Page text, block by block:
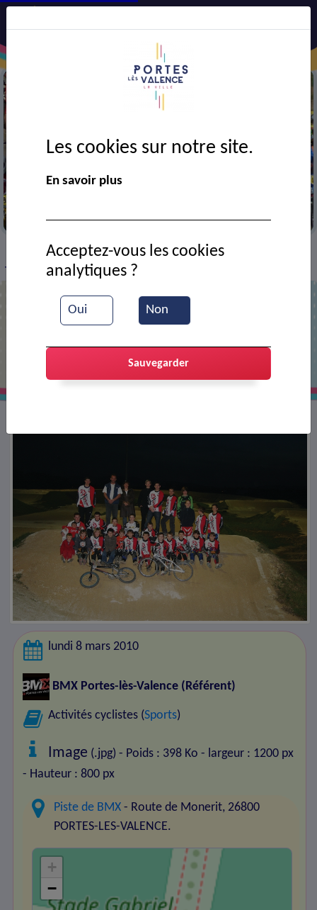
> VIE MUNICIPALE > Ressources documentaires
Tournoi nocturne du bicross
lundi 8 mars 2010
BMX Portes-lès-Valence (Référent)
Activités cyclistes (Sports)
Image (.jpg) - Poids : 398 Ko - largeur : 1200 px
- Hauteur : 800 px
Piste de BMX - Route de Monerit, 26800
PORTES-LES-VALENCE.
+
−
Les cookies sur notre site.
En savoir plus
Oui Non
Acceptez-vous les cookies
analytiques ?
Sauvegarder